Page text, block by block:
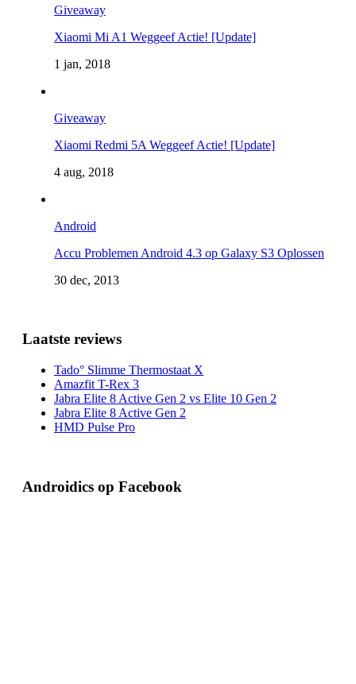
Giveaway
Xiaomi Mi A1 Weggeef Actie! [Update]
1 jan, 2018
Giveaway
Xiaomi Redmi 5A Weggeef Actie! [Update]
4 aug, 2018
Android
Accu Problemen Android 4.3 op Galaxy S3 Oplossen
30 dec, 2013
Laatste reviews
Tado° Slimme Thermostaat X
Amazfit T-Rex 3
Jabra Elite 8 Active Gen 2 vs Elite 10 Gen 2
Jabra Elite 8 Active Gen 2
HMD Pulse Pro
Androidics op Facebook